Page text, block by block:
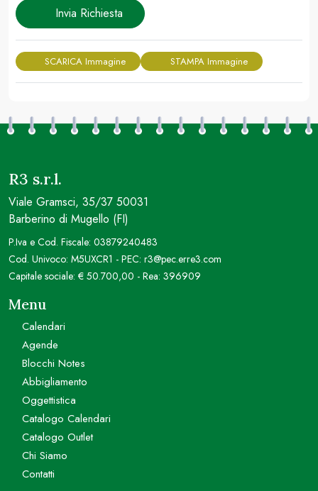
Invia Richiesta
SCARICA Immagine STAMPA Immagine
R3 s.r.l.
Viale Gramsci, 35/37 50031
Barberino di Mugello (FI)
P.Iva e Cod. Fiscale: 03879240483
Cod. Univoco: M5UXCR1 - PEC: r3@pec.erre3.com
Capitale sociale: € 50.700,00 - Rea: 396909
Menu
Calendari
Agende
Blocchi Notes
Abbigliamento
Oggettistica
Catalogo Calendari
Catalogo Outlet
Chi Siamo
Contatti